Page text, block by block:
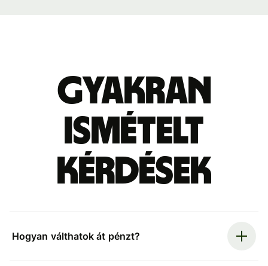
Gyakran
ismételt
kérdések
Hogyan válthatok át pénzt?